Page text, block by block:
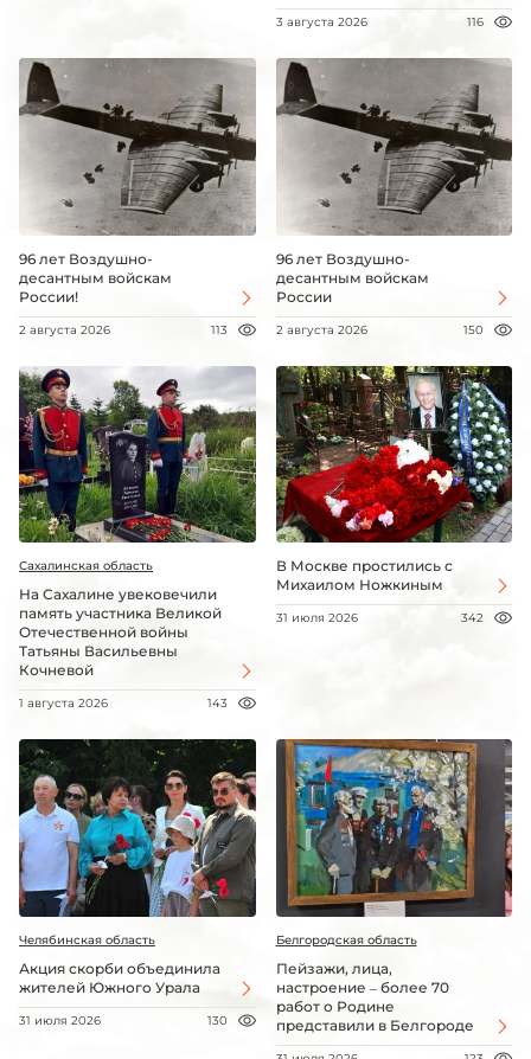
3 августа 2026 116
96 лет Воздушно-
десантным войскам
России!
2 августа 2026 113
96 лет Воздушно-
десантным войскам
России
2 августа 2026 150
Сахалинская область
На Сахалине увековечили
память участника Великой
Отечественной войны
Татьяны Васильевны
Кочневой
1 августа 2026 143
В Москве простились с
Михаилом Ножкиным
31 июля 2026 342
Челябинская область
Акция скорби объединила
жителей Южного Урала
31 июля 2026 130
Белгородская область
Пейзажи, лица,
настроение – более 70
работ о Родине
представили в Белгороде